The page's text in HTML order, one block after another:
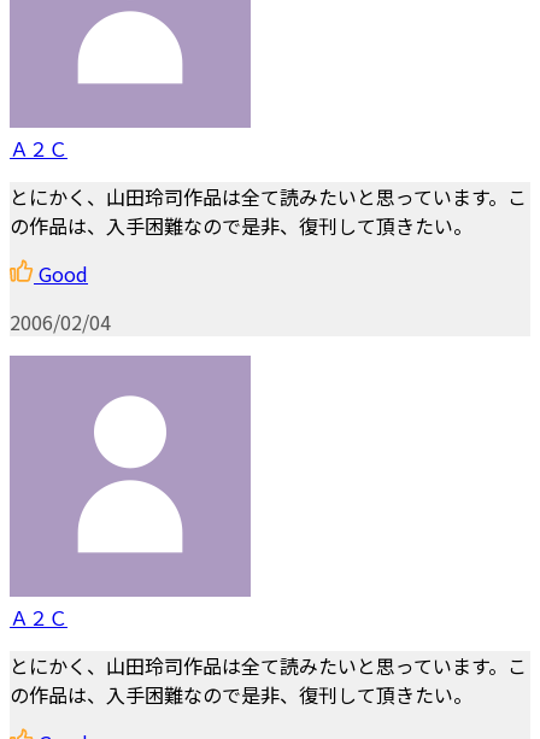
Ａ２Ｃ
とにかく、山田玲司作品は全て読みたいと思っています。こ
の作品は、入手困難なので是非、復刊して頂きたい。
Good
2006/02/04
Ａ２Ｃ
とにかく、山田玲司作品は全て読みたいと思っています。こ
の作品は、入手困難なので是非、復刊して頂きたい。